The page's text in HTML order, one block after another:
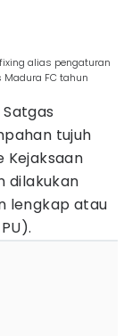
alias pengaturan
Madura FC tahun
tujuh
dilakukan
lengkap atau